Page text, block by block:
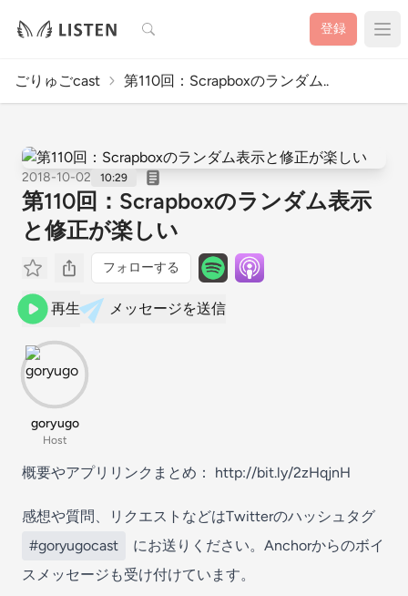
検索 登録
ごりゅごcast 第110回：Scrapboxのランダム..
2018-10-02 10:29
第110回：Scrapboxのランダム表示
と修正が楽しい
フォローする
再生 メッセージを送信
goryugo
Host
概要やアプリリンクまとめ： http://bit.ly/2zHqjnH
感想や質問、リクエストなどはTwitterのハッシュタグ
#goryugocast
にお送りください。Anchorからのボイ
スメッセージも受け付けています。